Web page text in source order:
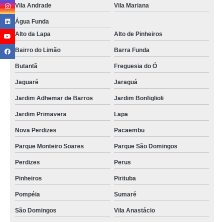
Vila Andrade Vila Mariana
Água Funda
Alto da Lapa
Alto de Pinheiros
Bairro do Limão Barra Funda
Butantã Freguesia do Ó
Jaguaré Jaraguá
Jardim Adhemar de Barros Jardim Bonfiglioli
Jardim Primavera Lapa
Nova Perdizes Pacaembu
Parque Monteiro Soares Parque São Domingos
Perdizes Perus
Pinheiros Pirituba
Pompéia Sumaré
São Domingos Vila Anastácio